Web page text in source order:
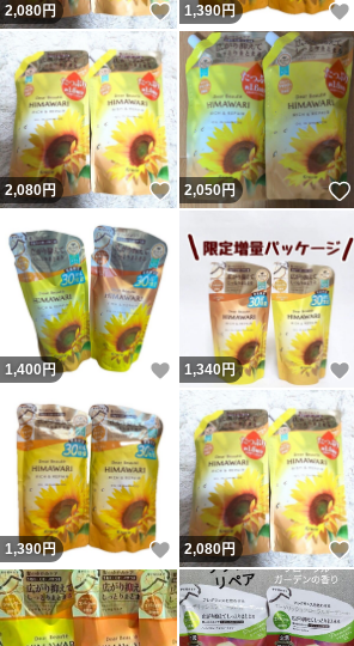
2,080円 いいね！
1,390円
2,080円 いいね！
2,050円
1,400 円 いいね！
1,340円
1,390円 いいね！
2,080円